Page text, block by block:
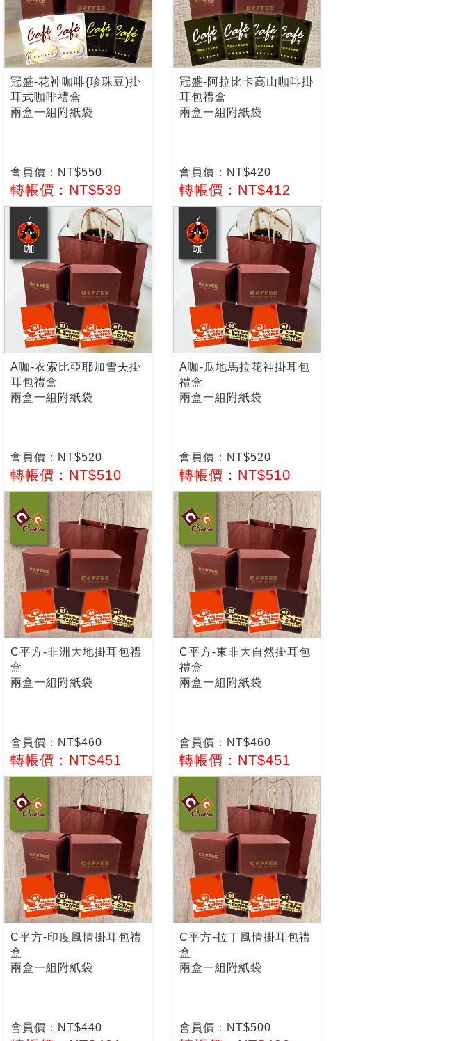
冠盛-花神咖啡{珍珠豆)掛
耳式咖啡禮盒
兩盒一組附紙袋
會員價：NT$550
轉帳價：NT$539
冠盛-阿拉比卡高山咖啡掛
耳包禮盒
兩盒一組附紙袋
會員價：NT$420
轉帳價：NT$412
A咖-衣索比亞耶加雪夫掛
耳包禮盒
兩盒一組附紙袋
會員價：NT$520
轉帳價：NT$510
A咖-瓜地馬拉花神掛耳包
禮盒
兩盒一組附紙袋
會員價：NT$520
轉帳價：NT$510
C平方-非洲大地掛耳包禮
盒
兩盒一組附紙袋
會員價：NT$460
轉帳價：NT$451
C平方-東非大自然掛耳包
禮盒
兩盒一組附紙袋
會員價：NT$460
轉帳價：NT$451
C平方-印度風情掛耳包禮
盒
兩盒一組附紙袋
會員價：NT$440
C平方-拉丁風情掛耳包禮
盒
兩盒一組附紙袋
會員價：NT$500